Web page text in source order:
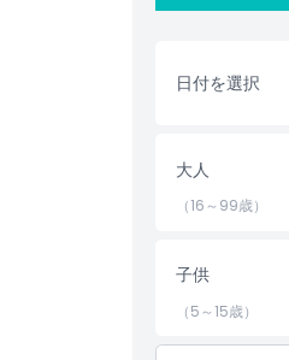
子供／大人ポリシー
注意事項
日付を選択
大人
（16～99歳）
子供
（5～15歳）